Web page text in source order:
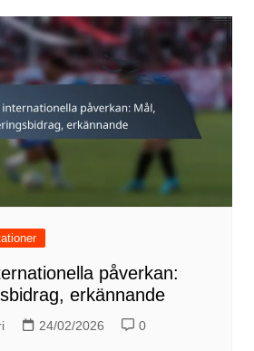
påverkan:
erkännande
24/02/2026 0